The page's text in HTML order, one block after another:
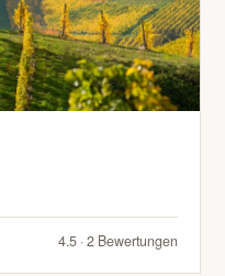
4.5 · 2 Bewertungen